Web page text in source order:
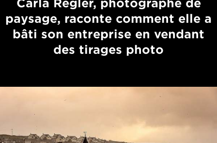
Carla Regler, photographe de
paysage, raconte comment elle a
bâti son entreprise en vendant
des tirages photo